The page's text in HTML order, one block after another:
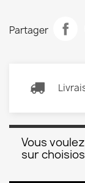
Partager
Vous
sur